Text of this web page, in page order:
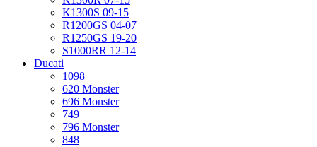
K1300S 09-15
R1200GS 04-07
R1250GS 19-20
S1000RR 12-14
Ducati
1098
620 Monster
696 Monster
749
796 Monster
848